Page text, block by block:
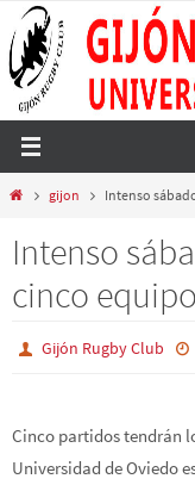
al
contenido
Iniciogijon Intenso
Intenso
cinco
Gijón Rugby Club
Cinco partidos tendrán
Universidad de Oviedo